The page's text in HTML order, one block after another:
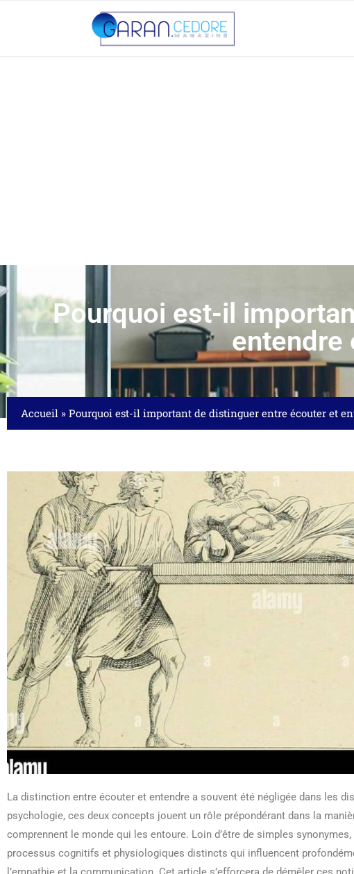
Pourquoi est-il
entendre
Accueil » Pourquoi est-il important de distinguer entre écouter et
La distinction entre écouter et entendre a souvent été négligée dans les
psychologie, ces deux concepts jouent un rôle prépondérant dans la
comprennent le monde qui les entoure. Loin d’être de simples
processus cognitifs et physiologiques distincts qui influencent